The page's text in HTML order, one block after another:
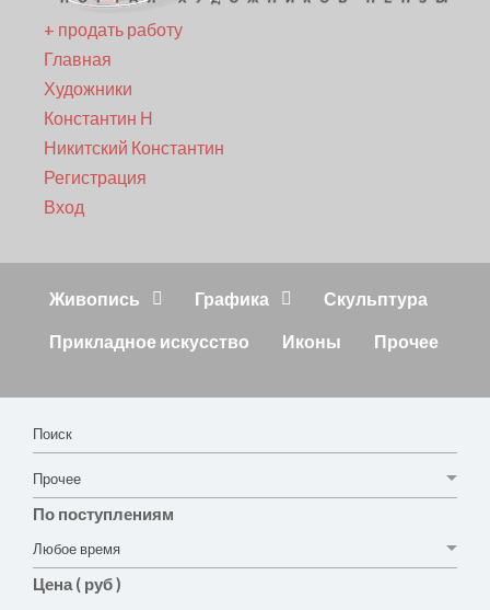
+ продать работу
Главная
Художники
Константин Н
Никитский Константин
Регистрация
Вход
Живопись Графика Скульптура
Прикладное искусство Иконы Прочее
По поступлениям
Цена ( руб )